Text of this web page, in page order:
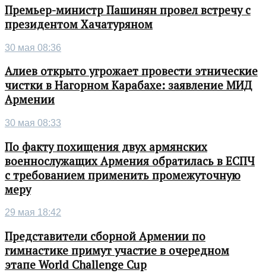
Премьер-министр Пашинян провел встречу с
президентом Хачатуряном
30 мая 08:36
Алиев открыто угрожает провести этнические
чистки в Нагорном Карабахе: заявление МИД
Армении
30 мая 08:33
По факту похищения двух армянских
военнослужащих Армения обратилась в ЕСПЧ
с требованием применить промежуточную
меру
29 мая 18:42
Представители сборной Армении по
гимнастике примут участие в очередном
этапе World Challenge Cup